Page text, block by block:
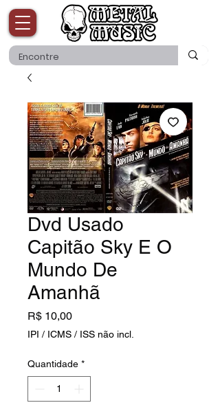
Dvd Usado
Capitão Sky E O
Mundo De
Amanhã
R$ 10,00Preço
IPI / ICMS / ISS não incl.
Quantidade *